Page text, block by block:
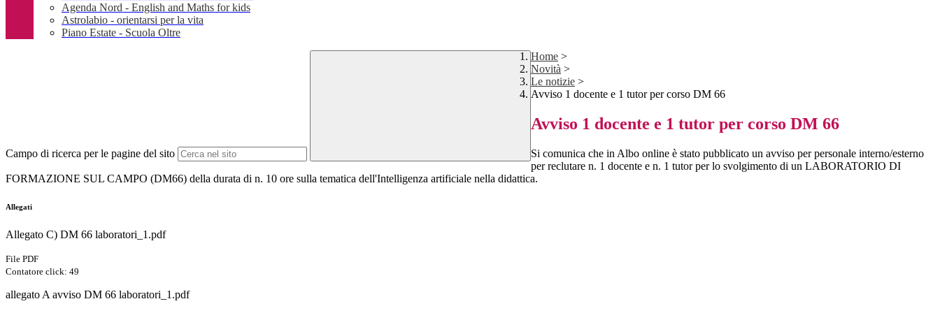
Agenda Nord - English and Maths for kids
Astrolabio - orientarsi per la vita
Piano Estate - Scuola Oltre
Campo di ricerca per le pagine del sito
Home >
Novità >
Le notizie >
Avviso 1 docente e 1 tutor per corso DM 66
Avviso 1 docente e 1 tutor per corso DM 66
Si comunica che in Albo online è stato pubblicato un avviso per personale interno/esterno
per reclutare n. 1 docente e n. 1 tutor per lo svolgimento di un LABORATORIO DI
FORMAZIONE SUL CAMPO (DM66) della durata di n. 10 ore sulla tematica dell'Intelligenza artificiale nella didattica.
Allegati
Allegato C) DM 66 laboratori_1.pdf
File PDF
Contatore click: 49
allegato A avviso DM 66 laboratori_1.pdf